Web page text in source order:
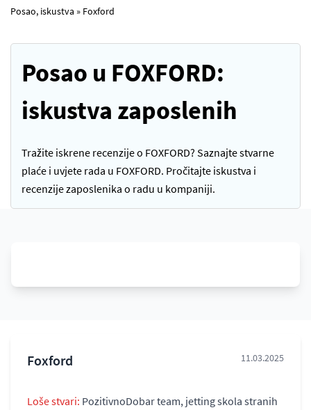
Posao, iskustva » Foxford
Posao u FOXFORD:
iskustva zaposlenih
Tražite iskrene recenzije o FOXFORD? Saznajte stvarne
plaće i uvjete rada u FOXFORD. Pročitajte iskustva i
recenzije zaposlenika o radu u kompaniji.
Foxford 11.03.2025
Loše stvari: PozitivnoDobar team, jetting skola stranih